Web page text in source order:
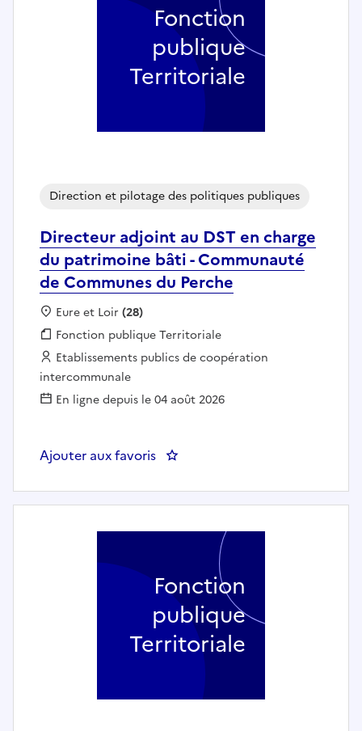
Directeur adjoint au DST en charge
du patrimoine bâti - Communauté
de Communes du Perche
Direction et pilotage des politiques publiques
Localisation :
Eure et Loir (28)
Fonction publique :
Fonction publique Territoriale
Employeur :
Etablissements publics de coopération
intercommunale
En ligne depuis le 04 août 2026
Ajouter aux favoris : Directeur adjoint au DST en
Fonction
publique
Territoriale
Fonction
publique
Territoriale